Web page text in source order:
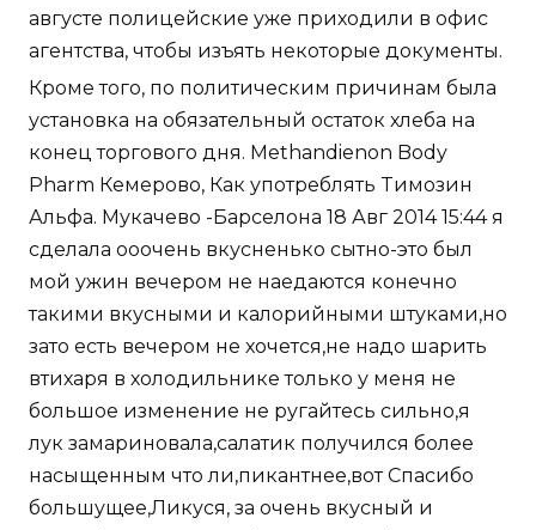
августе полицейские уже приходили в офис
агентства, чтобы изъять некоторые документы.
Кроме того, по политическим причинам была
установка на обязательный остаток хлеба на
конец торгового дня. Methandienon Body
Pharm Кемерово, Как употреблять Tимозин
Альфа. Мукачево -Барселона 18 Авг 2014 15:44 я
сделала ооочень вкусненько сытно-это был
мой ужин вечером не наедаются конечно
такими вкусными и калорийными штуками,но
зато есть вечером не хочется,не надо шарить
втихаря в холодильнике только у меня не
большое изменение не ругайтесь сильно,я
лук замариновала,салатик получился более
насыщенным что ли,пикантнее,вот Спасибо
большущее,Ликуся, за очень вкусный и